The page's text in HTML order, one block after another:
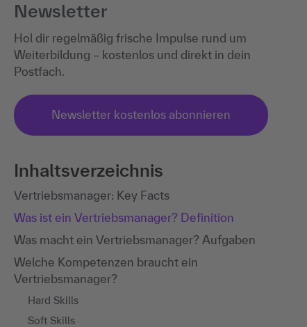
Newsletter
Hol dir regelmäßig frische Impulse rund um
Weiterbildung – kostenlos und direkt in dein
Postfach.
Newsletter kostenlos abonnieren
Inhaltsverzeichnis
Vertriebsmanager: Key Facts
Was ist ein Vertriebsmanager? Definition
Was macht ein Vertriebsmanager? Aufgaben
Welche Kompetenzen braucht ein
Vertriebsmanager?
Hard Skills
Soft Skills